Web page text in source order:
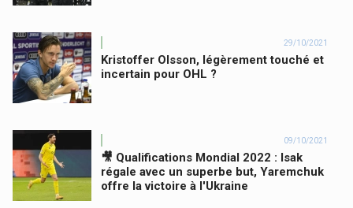
29/10/2021
Kristoffer Olsson, légèrement touché et
incertain pour OHL ?
09/10/2021
🎥 Qualifications Mondial 2022 : Isak
régale avec un superbe but, Yaremchuk
offre la victoire à l'Ukraine